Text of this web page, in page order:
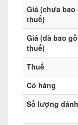
Giá (chưa bao
thuế)
Giá (đã bao
thuế)
Thuế
Có hàng
Số lượng